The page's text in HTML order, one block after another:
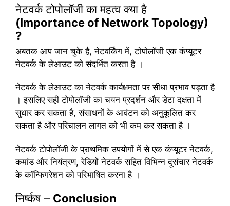
नेटवर्क टोपोलॉजी का महत्व क्या है
(Importance of Network Topology)
?
अबतक आप जान चुके है, नेटवर्किंग में, टोपोलॉजी एक कंप्यूटर
नेटवर्क के लेआउट को संदर्भित करता है ।
नेटवर्क के लेआउट का नेटवर्क कार्यक्षमता पर सीधा प्रभाव पड़ता है
। इसलिए सही टोपोलॉजी का चयन प्रदर्शन और डेटा दक्षता में
सुधार कर सकता है, संसाधनों के आवंटन को अनुकूलित कर
सकता है और परिचालन लागत को भी कम कर सकता है ।
नेटवर्क टोपोलॉजी के प्राथमिक उपयोगों में से एक कंप्यूटर नेटवर्क,
कमांड और नियंत्रण, रेडियों नेटवर्क सहित विभिन्न दूसंचार नेटवर्क
के कॉन्फिगरेशन को परिभाषित करना है ।
निर्ष्कष – Conclusion